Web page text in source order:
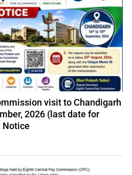
visit to Chandigarh
2026 (last date for
Notice